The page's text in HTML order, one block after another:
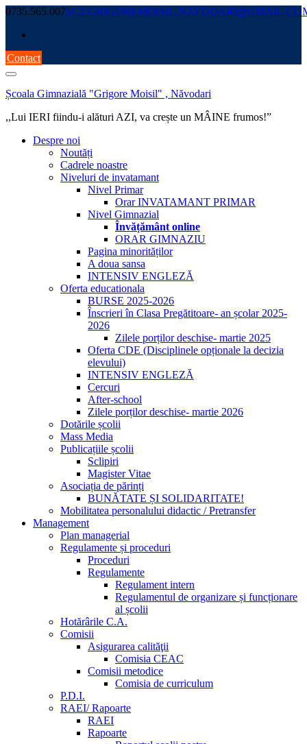
Skip
content
0735.565.007
Contact
Școala Gimnazială "Grigore Moisil" , Năvodari
,,Lui IERI fiindu-i alături AZI, va crește un MÂINE frumos!”
Despre noi
Noutăți
Cadrele noastre
Niveluri de invatamant
Nivel Primar
Orar INVATAMANT PRIMAR
Nivel Gimnazial
Învățământ online
ORAR GIMNAZIU
Pagina minorităților
A doua sansa
INTENSIV ENGLEZĂ
Oferta educationala
BURSE 2025-2026
Înscrieri în Clasa Pregătitoare- an școlar 2025-
2026
Zilele porților deschise- martie 2025
Oferta CDE (Disciplinele opționale la decizia
elevului)
INTENSIV ENGLEZĂ
Cercuri
After-school
Zilele porților deschise- martie 2026
Dotările școlii
Mass Media
Publicațiile școlii
Sclipiri
Magister Vitae
Asociația de părinți
BUNĂTATE ȘI SOLIDARITATE!
Mobilitatea personalului didactic / Pretransfer
Management
Plan managerial
Regulamente și proceduri
Proceduri
Regulamente
Regulament intern
Regulamentul de organizare și funcționare
al școlii
Hotărârile C.A.
Comisii
Asigurarea calităţii
Comisia CEAC
Comisii metodice
Comisia de curriculum
P.D.I.
RAEI/ Rapoarte
RAEI
Rapoarte